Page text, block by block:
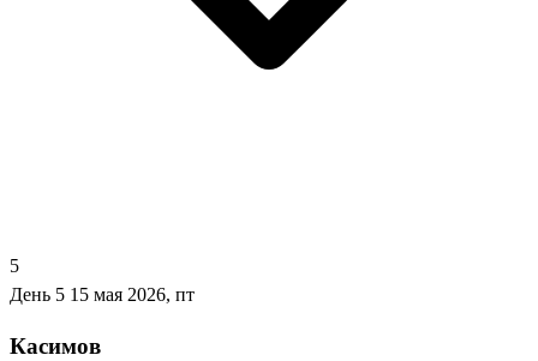
5
День 5 15 мая 2026, пт
Касимов